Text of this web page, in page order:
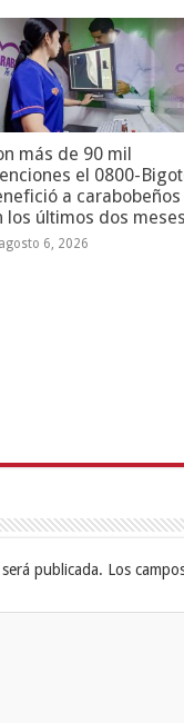
más de 90 mil
el 0800-
a carabobeños
los últimos dos meses
agosto 6, 2026
publicada. Los